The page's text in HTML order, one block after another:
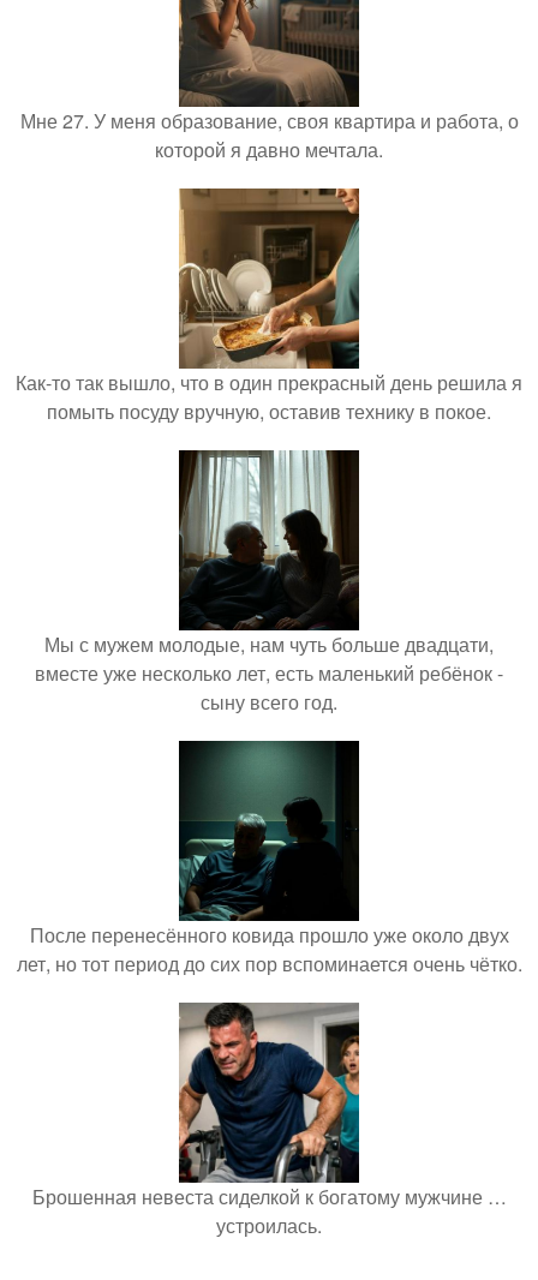
Мне 27. У меня образование, своя квартира и работа, о
которой я давно мечтала.
Как-то так вышло, что в один прекрасный день решила я
помыть посуду вручную, оставив технику в покое.
Мы с мужем молодые, нам чуть больше двадцати,
вместе уже несколько лет, есть маленький ребёнок -
сыну всего год.
После перенесённого ковида прошло уже около двух
лет, но тот период до сих пор вспоминается очень чётко.
Брошенная невеста сиделкой к богатому мужчине …
устроилась.